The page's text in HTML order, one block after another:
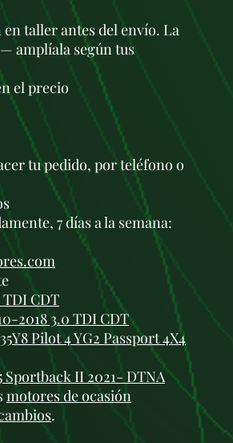
en taller antes del envío. La
amplíala según tus
el precio
tu pedido, por teléfono o
7 días a la semana:
CDT
2018 3.0 TDI CDT
Pilot 4 YG2 Passport 4X4
II 2021- DTNA
motores de ocasión
.